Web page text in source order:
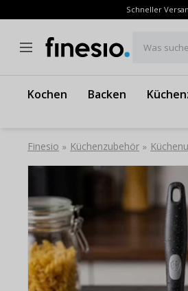
Schneller
Was
Kochen Backen
Finesio » Küchenzubehör »